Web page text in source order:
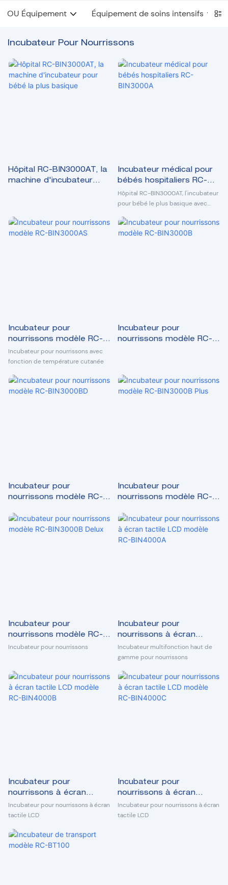
OU Équipement Équipement de soins intensifs
Incubateur Pour Nourrissons
Hôpital RC-BIN3000AT, la
machine d'incubateur
Incubateur médical pour
bébés hospitaliers RC-
BIN3000A
Hôpital RC-BIN3000AT, l'incubateur
pour bébé le plus basique avec
Incubateur pour
nourrissons modèle RC-
BIN3000AS
Incubateur pour nourrissons avec
fonction de température cutanée
Incubateur pour
nourrissons modèle RC-
Incubateur pour
nourrissons modèle RC-
Incubateur pour
nourrissons modèle RC-
Incubateur pour
nourrissons modèle RC-
BIN3000B Delux
Incubateur pour nourrissons
Incubateur pour
nourrissons à écran
tactile LCD modèle RC-
BIN4000A
Incubateur multifonction haut de
gamme pour nourrissons
Incubateur pour
nourrissons à écran
tactile LCD modèle RC-
BIN4000B
Incubateur pour nourrissons à écran
tactile LCD
Incubateur pour
nourrissons à écran
tactile LCD modèle RC-
BIN4000C
Incubateur pour nourrissons à écran
tactile LCD